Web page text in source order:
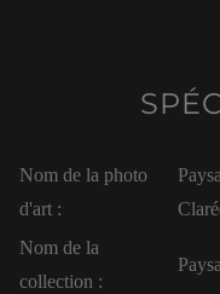
Nom de la photo
d'art :
Nom de la
collection :